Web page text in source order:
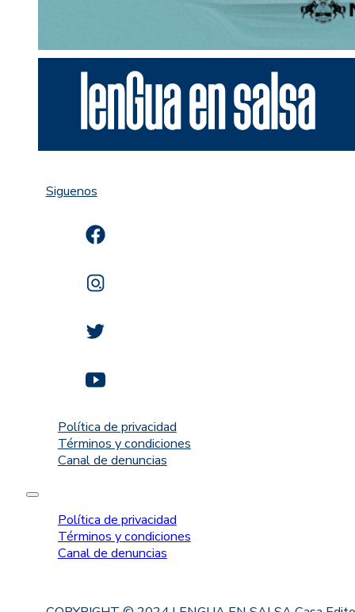
Siguenos
Política de privacidad
Términos y condiciones
Canal de denuncias
Política de privacidad
Términos y condiciones
Canal de denuncias